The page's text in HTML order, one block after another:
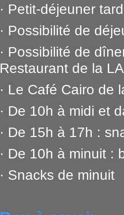
· Petit-déjeuner
· Possibilité de
· Possibilité de
Restaurant de la
· Le Café Cairo de
· De 10h à midi et
· De 15h à 17h :
· De 10h à minuit :
· Snacks de minuit